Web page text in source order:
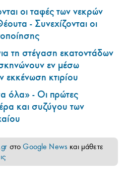
οι ταφές των νεκρών
- Συνεχίζονται οι
τη στέγαση εκατοντάδων
εν μέσω
εκκένωση κτιρίου
όλα» - Οι πρώτες
και συζύγου των
στοGoogle News και μάθετε